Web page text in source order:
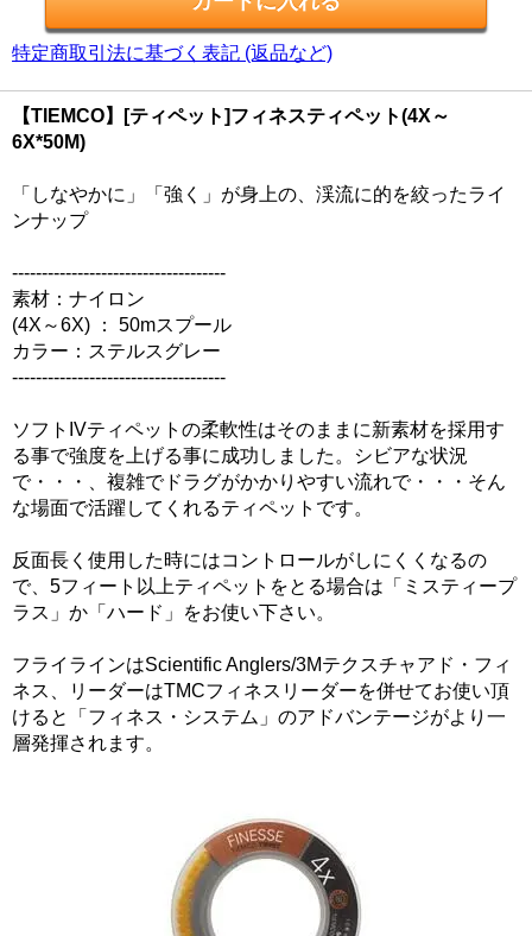
特定商取引法に基づく表記 (返品など)
【TIEMCO】[ティペット]フィネスティペット(4X～
6X*50M)
「しなやかに」「強く」が身上の、渓流に的を絞ったライ
ンナップ
------------------------------------
素材：ナイロン
(4X～6X) ： 50mスプール
カラー：ステルスグレー
------------------------------------
ソフトIVティペットの柔軟性はそのままに新素材を採用す
る事で強度を上げる事に成功しました。シビアな状況
で・・・、複雑でドラグがかかりやすい流れで・・・そん
な場面で活躍してくれるティペットです。
反面長く使用した時にはコントロールがしにくくなるの
で、5フィート以上ティペットをとる場合は「ミスティープ
ラス」か「ハード」をお使い下さい。
フライラインはScientific Anglers/3Mテクスチャアド・フィ
ネス、リーダーはTMCフィネスリーダーを併せてお使い頂
けると「フィネス・システム」のアドバンテージがより一
層発揮されます。